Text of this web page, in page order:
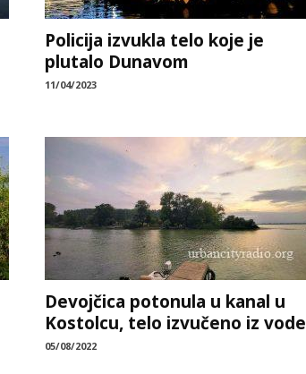
Policija izvukla telo koje je
plutalo Dunavom
11/04/2023
Devojčica potonula u kanal u
Kostolcu, telo izvučeno iz vode
05/08/2022